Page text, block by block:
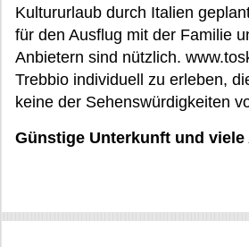
Kultururlaub durch Italien
für den Ausflug mit der Familie
Anbietern sind nützlich.
Trebbio individuell zu erleben,
keine der Sehenswürdigkeiten
Günstige Unterkunft und